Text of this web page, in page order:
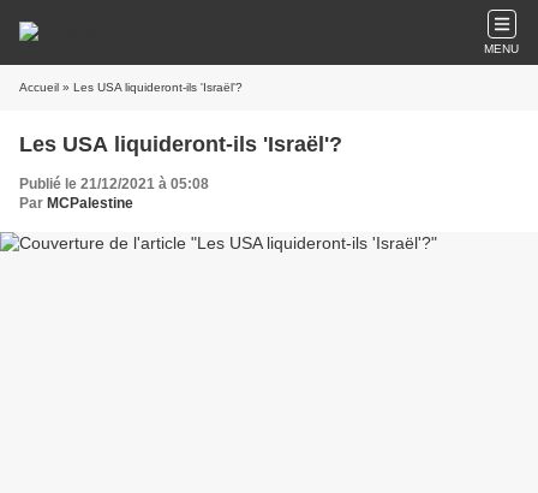
MENU
Accueil » Les USA liquideront-ils 'Israël'?
Les USA liquideront-ils 'Israël'?
Publié le 21/12/2021 à 05:08
Par MCPalestine